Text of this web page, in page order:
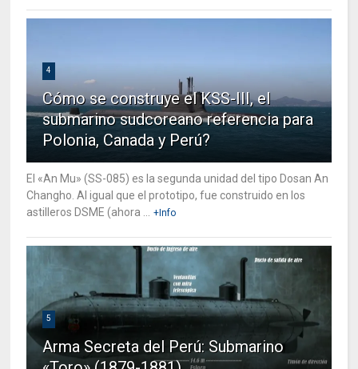
4
Cómo se construye el KSS-III, el
submarino sudcoreano referencia para
Polonia, Canada y Perú?
El «An Mu» (SS-085) es la segunda unidad del tipo Dosan An
Changho. Al igual que el prototipo, fue construido en los
astilleros DSME (ahora ...
+Info
5
Arma Secreta del Perú: Submarino